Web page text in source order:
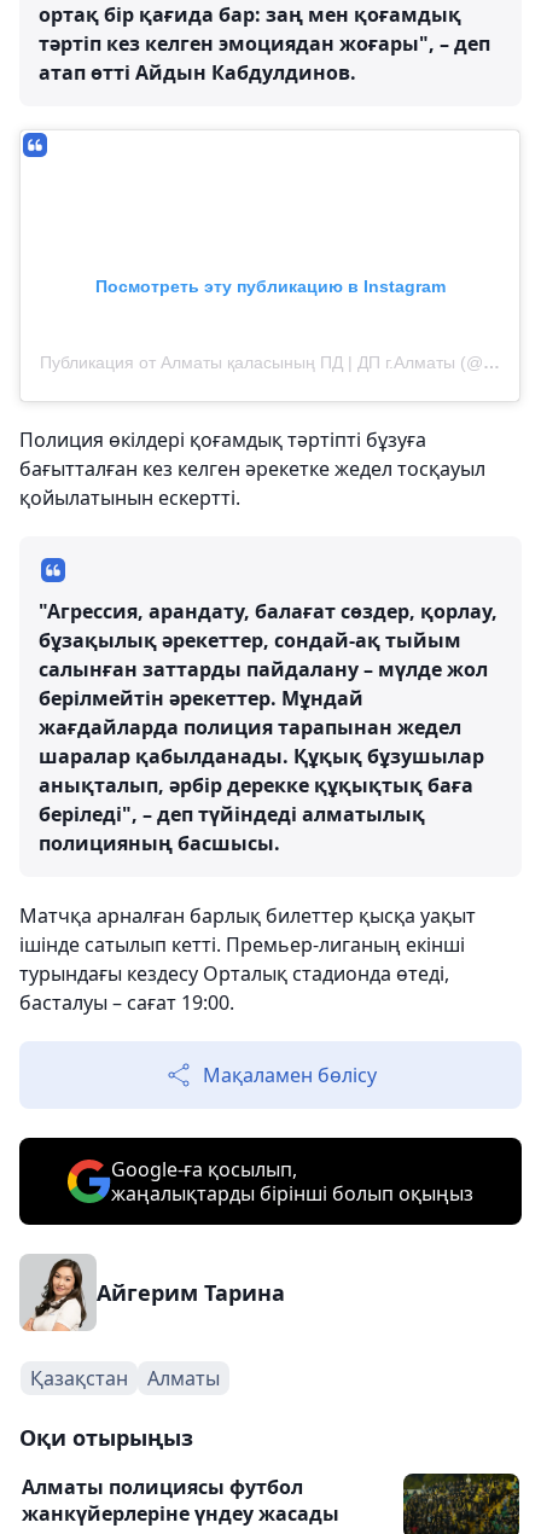
ортақ бір қағида бар: заң мен қоғамдық
тәртіп кез келген эмоциядан жоғары", – деп
атап өтті Айдын Кабдулдинов.
Посмотреть эту публикацию в Instagram
Публикация от Алматы қаласының ПД | ДП г.Алматы (@almaty_police_department)
Полиция өкілдері қоғамдық тәртіпті бұзуға
бағытталған кез келген әрекетке жедел тосқауыл
қойылатынын ескертті.
"Агрессия, арандату, балағат сөздер, қорлау,
бұзақылық әрекеттер, сондай-ақ тыйым
салынған заттарды пайдалану – мүлде жол
берілмейтін әрекеттер. Мұндай
жағдайларда полиция тарапынан жедел
шаралар қабылданады. Құқық бұзушылар
анықталып, әрбір дерекке құқықтық баға
беріледі", – деп түйіндеді алматылық
полицияның басшысы.
Матчқа арналған барлық билеттер қысқа уақыт
ішінде сатылып кетті. Премьер-лиганың екінші
турындағы кездесу Орталық стадионда өтеді,
басталуы – сағат 19:00.
Мақаламен бөлісу
Google-ға қосылып,
жаңалықтарды бірінші болып оқыңыз
Айгерим Тарина
Қазақстан Алматы
Оқи отырыңыз
Алматы полициясы футбол
жанкүйерлеріне үндеу жасады